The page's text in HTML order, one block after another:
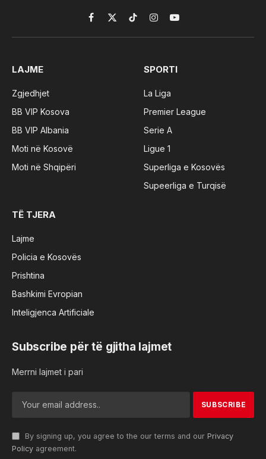
Facebook
X
(Twitter)
TikTokInstagramYouTube
LAJME
Zgjedhjet
BB VIP Kosova
BB VIP Albania
Moti në Kosovë
Moti në Shqipëri
SPORTI
La Liga
Premier League
Serie A
Ligue 1
Superliga e Kosovës
Supeerliga e Turqisë
TË TJERA
Lajme
Policia e Kosovës
Prishtina
Bashkimi Evropian
Inteligjenca Artificiale
Subscribe për të gjitha lajmet
Merrni lajmet i pari
By signing up, you agree to the our terms and our Privacy
Policy agreement.